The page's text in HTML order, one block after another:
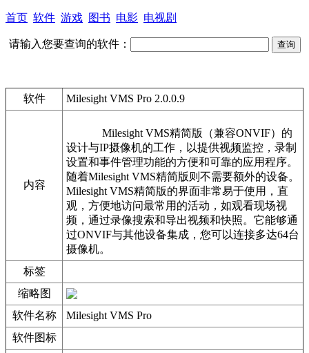
首页 软件 游戏 图书 电影 电视剧
请输入您要查询的软件：
软件 Milesight VMS Pro 2.0.0.9
内容
Milesight VMS精简版（兼容ONVIF）的
设计与IP摄像机的工作，以提供视频监控，录制
设置和事件管理功能的方便和可靠的应用程序。
随着Milesight VMS精简版则不需要额外的设备。
Milesight VMS精简版的界面非常易于使用，直
观，方便地访问最常用的活动，如观看现场视
频，通过录像搜索和导出视频和快照。它能够通
过ONVIF与其他设备集成，您可以连接多达64台
摄像机。
标签
缩略图
软件名称
Milesight VMS Pro
软件图标